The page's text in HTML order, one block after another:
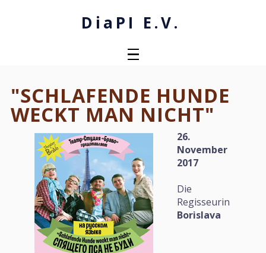
NEWS
VERANSTALTUNGEN
Theateraufführungen
2011-
2003-2010
Kinderfeste Und Aufführungen
Ausstellungen
Blaue Flämmchen
ÜBER UNS
Presse
WISSENSCHAFT
Artikel
GALERIE
DiaPI E.V.
"SCHLAFENDE HUNDE
WECKT MAN NICHT"
26.
November
2017
Die
Regisseurin
Borislava